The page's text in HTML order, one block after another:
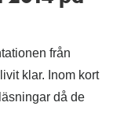
från
klar. Inom kort
då de